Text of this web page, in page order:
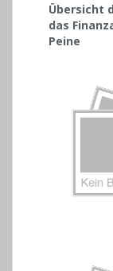
Übersicht
das
Peine